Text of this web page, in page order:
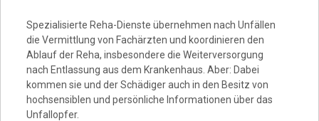
Spezialisierte Reha-Dienste übernehmen nach Unfällen
die Vermittlung von Fachärzten und koordinieren den
Ablauf der Reha, insbesondere die Weiterversorgung
nach Entlassung aus dem Krankenhaus. Aber: Dabei
kommen sie und der Schädiger auch in den Besitz von
hochsensiblen und persönliche Informationen über das
Unfallopfer.